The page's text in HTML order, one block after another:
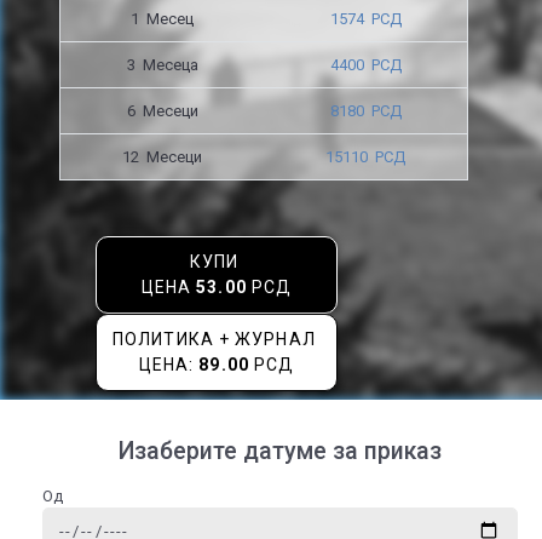
1 Месец 1574 РСД
3 Месецa 4400 РСД
6 Месеци 8180 РСД
12 Месеци 15110 РСД
КУПИ
ЦЕНА53.00 РСД
ПОЛИТИКА + ЖУРНАЛ
ЦЕНА: 89.00 РСД
Изаберите датуме за приказ
Од